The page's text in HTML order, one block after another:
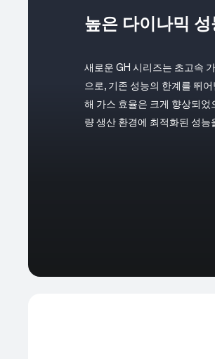
높은 다이나믹
새로운 GH 시리즈는 초고속
으로, 기존 성능의 한계를 뛰
해 가스 효율은 크게 향상되
량 생산 환경에 최적화된 성능